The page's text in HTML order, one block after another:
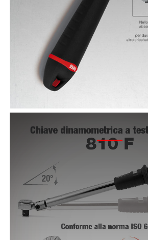
2016 - CAMPAGNA